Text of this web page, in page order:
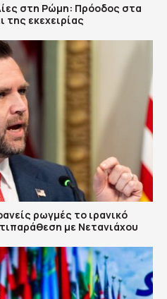
στη Ρώμη: Πρόοδος στα
εκεχειρίας
ρωγμές το ιρανικό
με Νετανιάχου